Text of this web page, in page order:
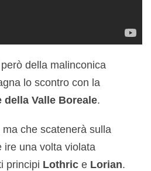
della malinconica
lo scontro con la
della Valle Boreale.
che scatenerà sulla
ire una volta violata
principi Lothric e Lorian.